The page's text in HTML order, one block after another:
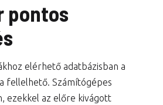
pontos
elérhető adatbázisban a
fellelhető. Számítógépes
ezekkel az előre kivágott